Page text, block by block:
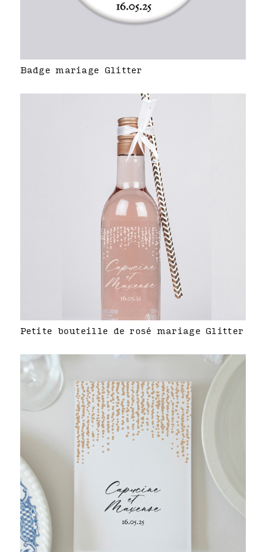
Badge mariage Glitter
Petite bouteille de rosé mariage Glitter